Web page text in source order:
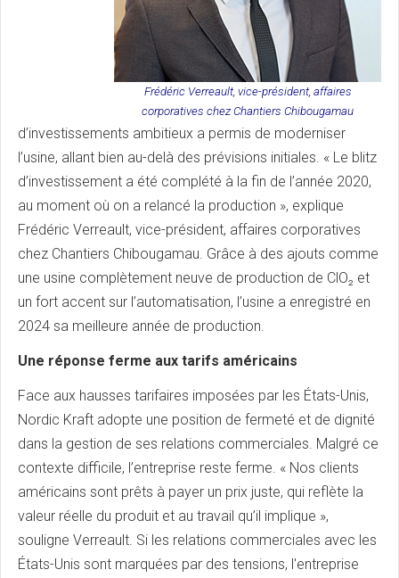
Frédéric Verreault, vice-président, affaires
corporatives chez Chantiers Chibougamau
d’investissements ambitieux a permis de moderniser
l’usine, allant bien au-delà des prévisions initiales. « Le blitz
d’investissement a été complété à la fin de l’année 2020,
au moment où on a relancé la production », explique
Frédéric Verreault, vice-président, affaires corporatives
chez Chantiers Chibougamau. Grâce à des ajouts comme
une usine complètement neuve de production de ClO₂ et
un fort accent sur l’automatisation, l’usine a enregistré en
2024 sa meilleure année de production.
Une réponse ferme aux tarifs américains
Face aux hausses tarifaires imposées par les États-Unis,
Nordic Kraft adopte une position de fermeté et de dignité
dans la gestion de ses relations commerciales. Malgré ce
contexte difficile, l’entreprise reste ferme. « Nos clients
américains sont prêts à payer un prix juste, qui reflète la
valeur réelle du produit et au travail qu’il implique »,
souligne Verreault. Si les relations commerciales avec les
États-Unis sont marquées par des tensions, l'entreprise